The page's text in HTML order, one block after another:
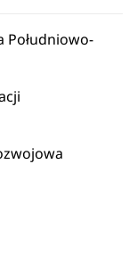
Południowo-